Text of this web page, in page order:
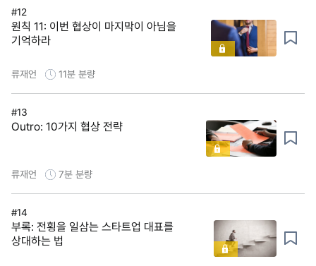
#12
원칙 11: 이번 협상이 마지막이 아님을
기억하라
류재언 11분 분량
#13
Outro: 10가지 협상 전략
류재언 7분 분량
#14
부록: 전횡을 일삼는 스타트업 대표를
상대하는 법